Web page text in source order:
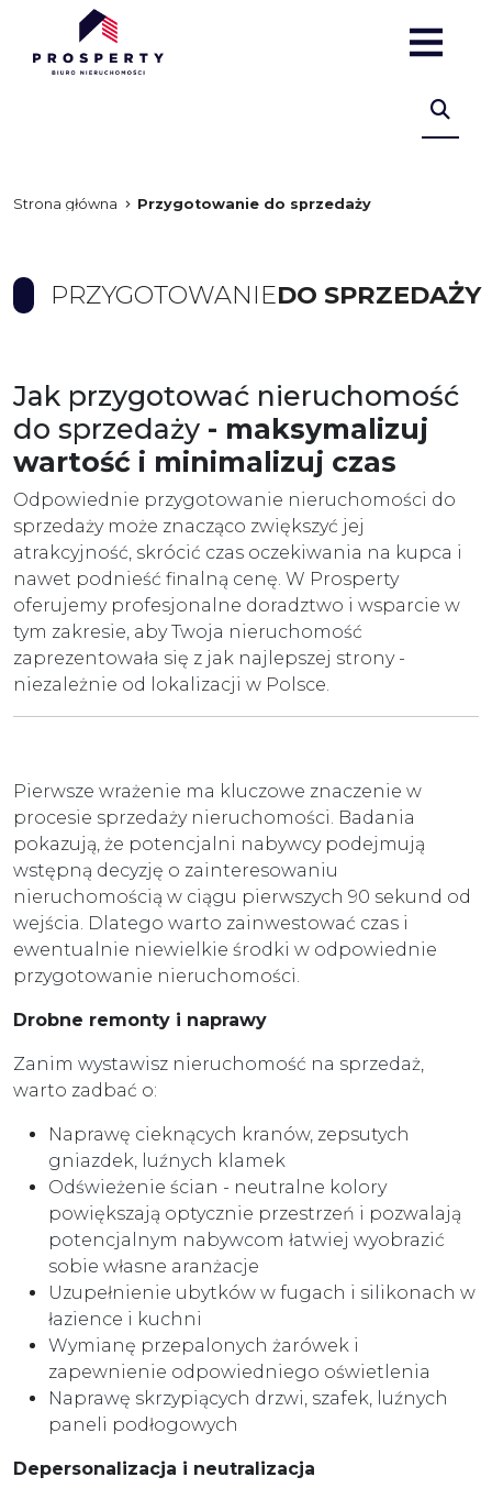
Strona główna Przygotowanie do sprzedaży
PRZYGOTOWANIEDO SPRZEDAŻY
Jak przygotować nieruchomość
do sprzedaży - maksymalizuj
wartość i minimalizuj czas
Odpowiednie przygotowanie nieruchomości do
sprzedaży może znacząco zwiększyć jej
atrakcyjność, skrócić czas oczekiwania na kupca i
nawet podnieść finalną cenę. W Prosperty
oferujemy profesjonalne doradztwo i wsparcie w
tym zakresie, aby Twoja nieruchomość
zaprezentowała się z jak najlepszej strony -
niezależnie od lokalizacji w Polsce.
Pierwsze wrażenie ma kluczowe znaczenie w
procesie sprzedaży nieruchomości. Badania
pokazują, że potencjalni nabywcy podejmują
wstępną decyzję o zainteresowaniu
nieruchomością w ciągu pierwszych 90 sekund od
wejścia. Dlatego warto zainwestować czas i
ewentualnie niewielkie środki w odpowiednie
przygotowanie nieruchomości.
Drobne remonty i naprawy
Zanim wystawisz nieruchomość na sprzedaż,
warto zadbać o:
Naprawę cieknących kranów, zepsutych
gniazdek, luźnych klamek
Odświeżenie ścian - neutralne kolory
powiększają optycznie przestrzeń i pozwalają
potencjalnym nabywcom łatwiej wyobrazić
sobie własne aranżacje
Uzupełnienie ubytków w fugach i silikonach w
łazience i kuchni
Wymianę przepalonych żarówek i
zapewnienie odpowiedniego oświetlenia
Naprawę skrzypiących drzwi, szafek, luźnych
paneli podłogowych
Depersonalizacja i neutralizacja